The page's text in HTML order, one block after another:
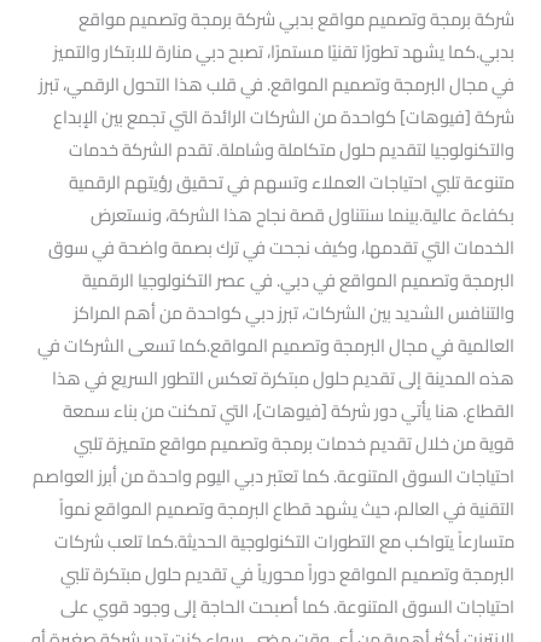
شركة برمجة وتصميم مواقع بدبي شركة برمجة وتصميم مواقع
بدبي.كما يشهد تطورًا تقنيًا مستمرًا، تصبح دبي منارة للابتكار والتميز
في مجال البرمجة وتصميم المواقع. في قلب هذا التحول الرقمي، تبرز
شركة [فيوهات] كواحدة من الشركات الرائدة التي تجمع بين الإبداع
والتكنولوجيا لتقديم حلول متكاملة وشاملة. تقدم الشركة خدمات
متنوعة تلبي احتياجات العملاء وتسهم في تحقيق رؤيتهم الرقمية
بكفاءة عالية.بينما سنتناول قصة نجاح هذا الشركة، ونستعرض
الخدمات التي تقدمها، وكيف نجحت في ترك بصمة واضحة في سوق
البرمجة وتصميم المواقع في دبي. في عصر التكنولوجيا الرقمية
والتنافس الشديد بين الشركات، تبرز دبي كواحدة من أهم المراكز
العالمية في مجال البرمجة وتصميم المواقع.كما تسعى الشركات في
هذه المدينة إلى تقديم حلول مبتكرة تعكس التطور السريع في هذا
القطاع. هنا يأتي دور شركة [فيوهات]، التي تمكنت من بناء سمعة
قوية من خلال تقديم خدمات برمجة وتصميم مواقع متميزة تلبي
احتياجات السوق المتنوعة. كما تعتبر دبي اليوم واحدة من أبرز العواصم
التقنية في العالم، حيث يشهد قطاع البرمجة وتصميم المواقع نمواً
متسارعاً يتواكب مع التطورات التكنولوجية الحديثة.كما تلعب شركات
البرمجة وتصميم المواقع دوراً محورياً في تقديم حلول مبتكرة تلبي
احتياجات السوق المتنوعة. كما أصبحت الحاجة إلى وجود قوي على